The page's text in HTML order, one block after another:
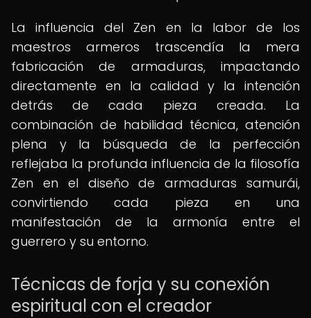
La influencia del Zen en la labor de los
maestros armeros trascendía la mera
fabricación de armaduras, impactando
directamente en la calidad y la intención
detrás de cada pieza creada. La
combinación de habilidad técnica, atención
plena y la búsqueda de la perfección
reflejaba la profunda influencia de la filosofía
Zen en el diseño de armaduras samurái,
convirtiendo cada pieza en una
manifestación de la armonía entre el
guerrero y su entorno.
Técnicas de forja y su conexión
espiritual con el creador